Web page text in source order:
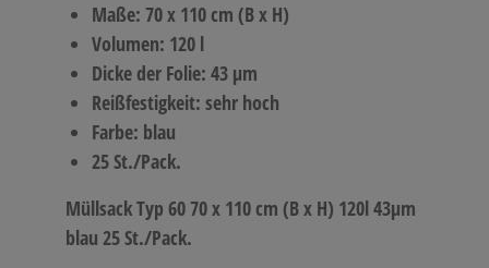
Maße: 70 x 110 cm (B x H)
Volumen: 120 l
Dicke der Folie: 43 µm
Reißfestigkeit: sehr hoch
Farbe: blau
25 St./Pack.
Müllsack Typ 60 70 x 110 cm (B x H) 120l 43µm
blau 25 St./Pack.